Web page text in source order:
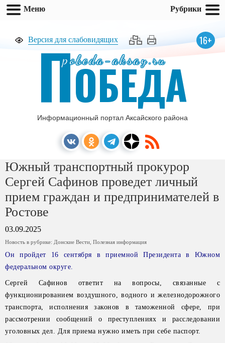
Версия для слабовидящих 16+
pobeda-aksay.ru
ПОБЕДА
Информационный портал Аксайского района
Южный транспортный прокурор
Сергей Сафинов проведет личный
прием граждан и предпринимателей в
Ростове
03.09.2025
Новость в рубрике: Донские Вести Полезная информация
Он пройдет 16 сентября в приемной Президента в Южном
федеральном округе.
Сергей Сафинов ответит на вопросы, связанные с
функционированием воздушного, водного и железнодорожного
транспорта, исполнения законов в таможенной сфере, при
рассмотрении сообщений о преступлениях и расследовании
уголовных дел. Для приема нужно иметь при себе паспорт.
Меню Рубрики